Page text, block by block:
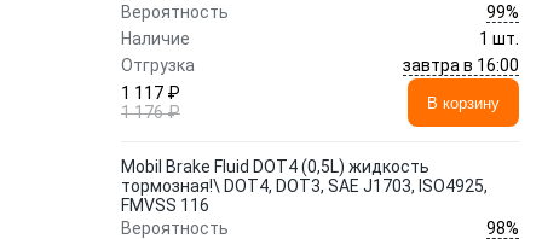
Вероятность
99%
Наличие
1 шт.
Отгрузка
завтра в 16:00
1 117 ₽
1 176 ₽
В корзину
Mobil Brake Fluid DOT4 (0,5L) жидкость
тормозная!\ DOT4, DOT3, SAE J1703, ISO4925,
FMVSS 116
Вероятность
98%